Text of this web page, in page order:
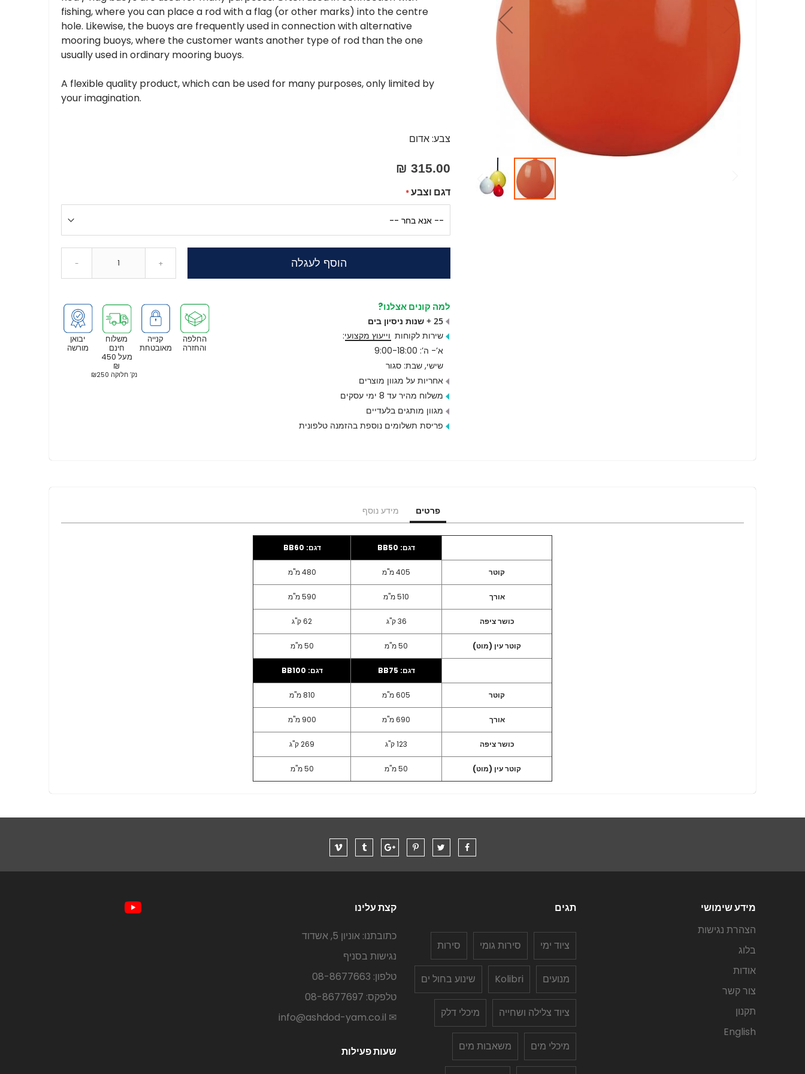
fishing, where you can place a rod with a flag (or other marks) into the centre
hole. Likewise, the buoys are frequently used in connection with alternative
mooring buoys, where the customer wants another type of rod than the one
usually used in ordinary mooring buoys.
A flexible quality product, which can be used for many purposes, only limited by
your imagination.
צבע: אדום
315.00 ₪
דגם וצבע
- + הוסף לעגלה
יבואן
מורשה
משלוח
חינם
מעל 450
₪
נק’ חלוקה ₪250
קנייה
מאובטחת
החלפה
והחזרה
למה קונים אצלנו?
25 + שנות ניסיון בים
שירות לקוחות וייעוץ מקצועי:
א’- ה’: 9:00-18:00
שישי, שבת: סגור
אחריות על מגוון מוצרים
משלוח מהיר עד 8 ימי עסקים
מגוון מותגים בלעדיים
פריסת תשלומים נוספת בהזמנה טלפונית
פרטים
דגם: BB50 דגם: BB60
קוטר 405 מ"מ 480 מ"מ
אורך 510 מ"מ 590 מ"מ
כושר ציפה 36 ק"ג 62 ק"ג
קוטר עין (מוט) 50 מ"מ 50 מ"מ
דגם: BB75 דגם: BB100
קוטר 605 מ"מ 810 מ"מ
אורך 690 מ"מ 900 מ"מ
כושר ציפה 123 ק"ג 269 ק"ג
קוטר עין (מוט) 50 מ"מ 50 מ"מ
מידע נוסף
מידע שימושי
הצהרת נגישות
בלוג
אודות
צור קשר
תקנון
English
תגים
ציוד ימי סירות גומי סירות
מנועים Kolibri שינוע בחול ים
ציוד צלילה ושחייה מיכלי דלק
מיכלי מים משאבות מים
קצת עלינו
כתובתנו: אוניון 5, אשדוד
נגישות בסניף
טלפון: 08-8677663
טלפקס: 08-8677697
✉ info@ashdod-yam.co.il
שעות פעילות